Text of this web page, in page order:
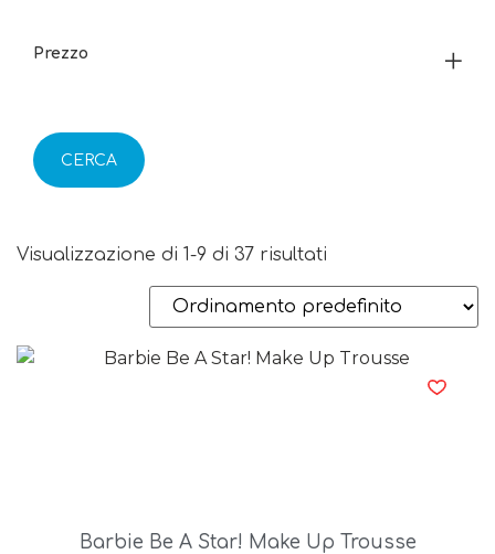
Prezzo
CERCA
Visualizzazione di 1-9 di 37 risultati
Barbie Be A Star! Make Up Trousse